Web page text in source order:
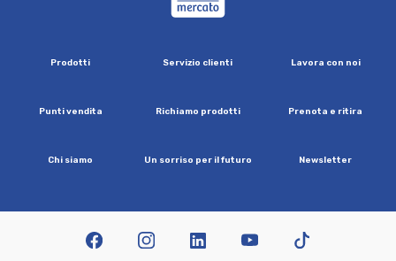
Prodotti Servizio clienti Lavora con noi
Puntivendita Richiamo prodotti Prenota e ritira
Chi siamo Un sorriso per ilfuturo Newsletter
facebookinstagramlinkedin youtubetiktok